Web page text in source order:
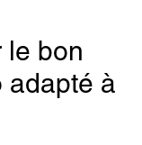
le bon
adapté à